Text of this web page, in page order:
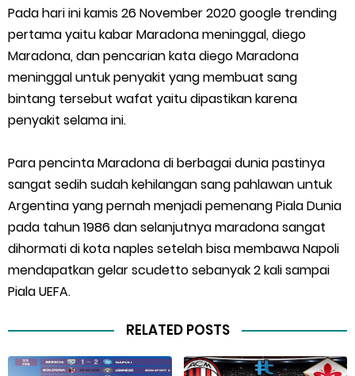
Pada hari ini kamis 26 November 2020 google trending
pertama yaitu kabar Maradona meninggal, diego
Maradona, dan pencarian kata diego Maradona
meninggal untuk penyakit yang membuat sang
bintang tersebut wafat yaitu dipastikan karena
penyakit selama ini.
Para pencinta Maradona di berbagai dunia pastinya
sangat sedih sudah kehilangan sang pahlawan untuk
Argentina yang pernah menjadi pemenang Piala Dunia
pada tahun 1986 dan selanjutnya maradona sangat
dihormati di kota naples setelah bisa membawa Napoli
mendapatkan gelar scudetto sebanyak 2 kali sampai
Piala UEFA.
RELATED POSTS